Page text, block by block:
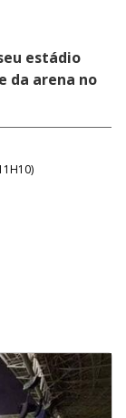
estádio
da arena no
)